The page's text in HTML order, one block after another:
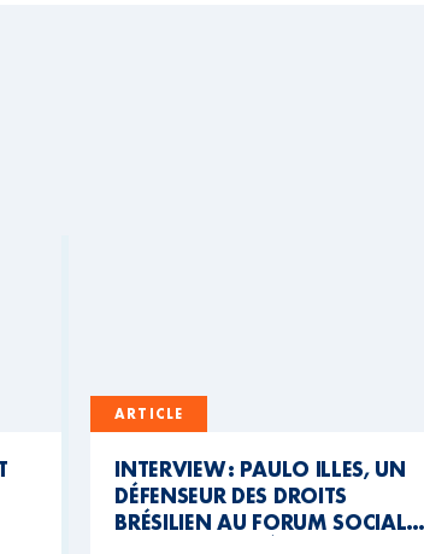
ARTICLE
INTERVIEW : PAULO ILLES, UN
DÉFENSEUR DES DROITS
BRÉSILIEN AU FORUM SOCIAL